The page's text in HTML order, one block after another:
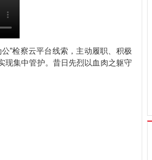
”检察云平台线索，主动履职、积极
现集中管护。昔日先烈以血肉之躯守